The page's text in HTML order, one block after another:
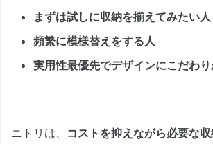
まずは試しに収納を揃えてみたい人
頻繁に模様替えをする人
実用性最優先でデザインにこだわ
ニトリは、 コストを抑えながら必要な